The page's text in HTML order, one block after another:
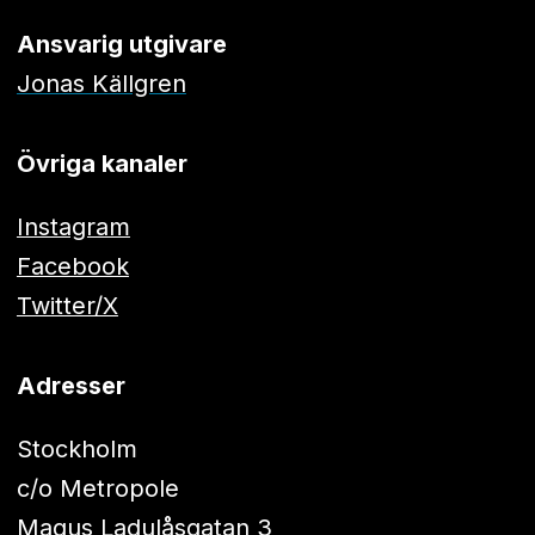
Ansvarig utgivare
Jonas Källgren
Övriga kanaler
Instagram
Facebook
Twitter/X
Adresser
Stockholm
c/o Metropole
Magus Ladulåsgatan 3